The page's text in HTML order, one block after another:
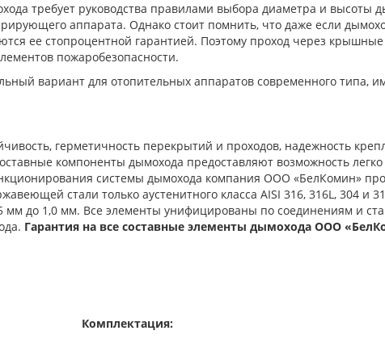
требует руководства правилами выбора диаметра и высоты
аппарата. Однако стоит помнить, что даже если
ее стопроцентной гарантией. Поэтому проход через
пожаробезопасности.
вариант для отопительных аппаратов современного
герметичность перекрытий и проходов, надежность
компоненты дымохода предоставляют возможность
системы дымохода компания ООО «БелКомин»
стали только аустенитного класса AISI 316, 316L, 304
мм до 1,0 мм. Все элементы унифицированы по соединениям и
Гарантия на все составные элементы дымохода ООО
Комплектация: